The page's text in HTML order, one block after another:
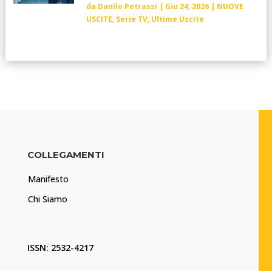
da Danilo Petrassi | Giu 24, 2026| NUOVE
USCITE, Serie TV, Ultime Uscite
COLLEGAMENTI
Manifesto
Chi Siamo
ISSN: 2532-4217